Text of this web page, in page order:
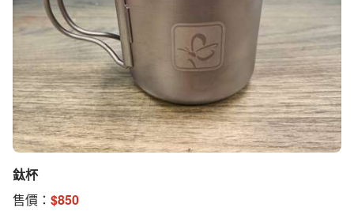
鈦杯
售價： $850